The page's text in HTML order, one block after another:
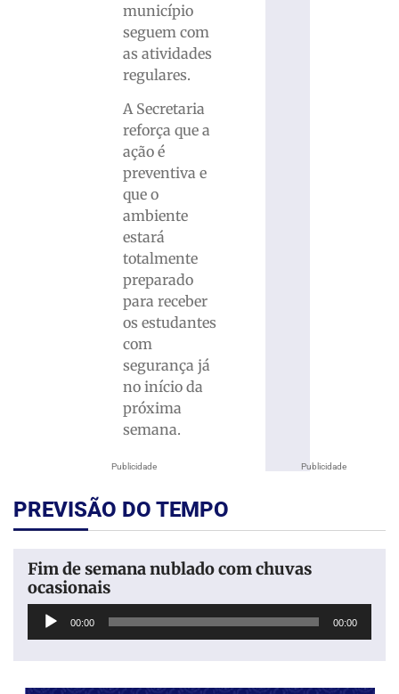
Publicidade
município
seguem com
as atividades
regulares.
A Secretaria
reforça que a
ação é
preventiva e
que o
ambiente
estará
totalmente
preparado
para receber
os estudantes
com
segurança já
no início da
próxima
semana.
Publicidade
PREVISÃO DO TEMPO
Fim de semana nublado com chuvas
ocasionais
Tocador
00:00 00:00